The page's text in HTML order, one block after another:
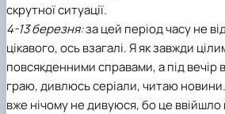
скрутної ситуації.
4-13 березня:за цей період часу не
цікавого, ось взагалі. Я як завжди
повсякденними справами, а під
граю, дивлюсь серіали, читаю новини.
вже нічому не дивуюся, бо це ввійшло